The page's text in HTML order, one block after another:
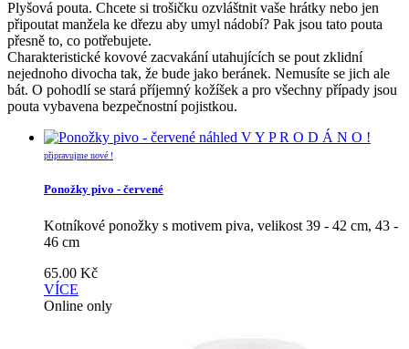
Plyšová pouta. Chcete si trošičku ozvláštnit vaše hrátky nebo jen
připoutat manžela ke dřezu aby umyl nádobí? Pak jsou tato pouta
přesně to, co potřebujete.
Charakteristické kovové zacvakání utahujících se pout zklidní
nejednoho divocha tak, že bude jako beránek. Nemusíte se jich ale
bát. O pohodlí se stará příjemný kožíšek a pro všechny případy jsou
pouta vybavena bezpečnostní pojistkou.
náhled V Y P R O D Á N O !
připravujme nové !
Ponožky pivo - červené
Kotníkové ponožky s motivem piva, velikost 39 - 42 cm, 43 -
46 cm
65.00 Kč
VÍCE
Online only